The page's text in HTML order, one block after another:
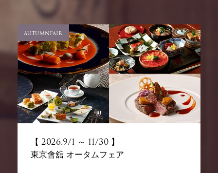
autumnfair
【 2026.9/1 ～ 11/30 】
東京會舘 オータムフェア